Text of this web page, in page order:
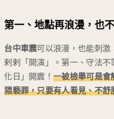
第一、地點再浪漫，也
台中車震可以浪漫，也能刺激
剌剌「開演」。第一、守法
化日」開震！一被檢舉可是會
猥褻罪，只要有人看見、不舒